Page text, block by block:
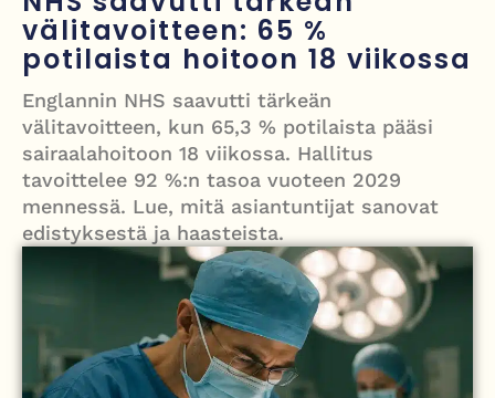
Mies syytteessä, kun auto rysäytti läpi keilahallin seinän Derbyshiressä
New Yorkin NBA-mestaruusjuhlat riistäytyivät käsistä – teini ammuttiin
ja busseja sytytettiin tuleen Manhattanilla
Kimi ja Minttu Räikkönen juhlivat 10-vuotishääpäiväänsä – näin F1-
tähti muisti rakastaan
Nigel Farage vaatii ulkomaalaisten sulkemista pois sosiaalisesta
asuntotuotannosta
välitavoitteen: 65 %
potilaista hoitoon 18 viikossa
Englannin NHS saavutti tärkeän
välitavoitteen, kun 65,3 % potilaista pääsi
sairaalahoitoon 18 viikossa. Hallitus
tavoittelee 92 %:n tasoa vuoteen 2029
mennessä. Lue, mitä asiantuntijat sanovat
edistyksestä ja haasteista.